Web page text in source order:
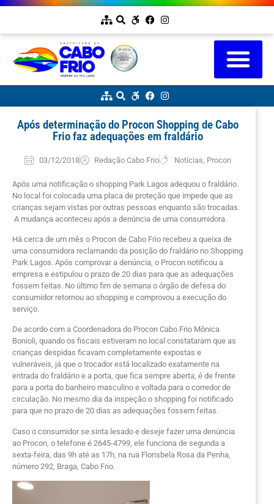
Após determinação do Procon Shopping de Cabo
Frio faz adequações em fraldário
03/12/2018 Redação Cabo Frio Notícias Procon
Após uma notificação o shopping Park Lagos adequou o fraldário.
No local foi colocada uma placa de proteção que impede que as
crianças sejam vistas por outras pessoas enquanto são trocadas.
A mudança aconteceu após a denúncia de uma consumidora.
Há cerca de um mês o Procon de Cabo Frio recebeu a queixa de
uma consumidora reclamando da posição do fraldário no Shopping
Park Lagos. Após comprovar a denúncia, o Procon notificou a
empresa e estipulou o prazo de 20 dias para que as adequações
fossem feitas. No último fim de semana o órgão de defesa do
consumidor retornou ao shopping e comprovou a execução do
serviço.
De acordo com a Coordenadora do Procon Cabo Frio Mônica
Bonioli, quando os fiscais estiveram no local constataram que as
crianças despidas ficavam completamente expostas e
vulneráveis, já que o trocador está localizado exatamente na
entrada do fraldário e a porta, que fica sempre aberta, é de frente
para a porta do banheiro masculino e voltada para o corredor de
circulação. No mesmo dia da inspeção o shopping foi notificado
para que no prazo de 20 dias as adequações fossem feitas.
Caso o consumidor se sinta lesado e deseje fazer uma denúncia
ao Procon, o telefone é 2645-4799, ele funciona de segunda a
sexta-feira, das 9h até as 17h, na rua Florisbela Rosa da Penha,
número 292, Braga, Cabo Frio.